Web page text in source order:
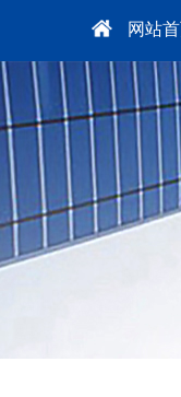
网站